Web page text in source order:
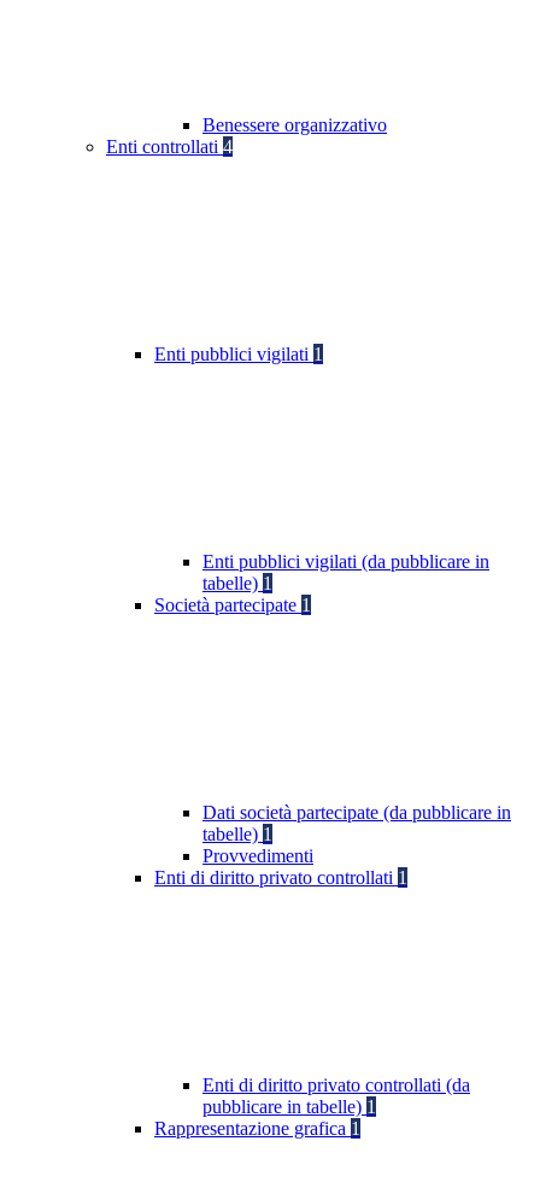
Benessere organizzativo
Enti controllati 4
Enti pubblici vigilati 1
Enti pubblici vigilati (da pubblicare in
tabelle) 1
Società partecipate 1
Dati società partecipate (da pubblicare in
tabelle) 1
Provvedimenti
Enti di diritto privato controllati 1
Enti di diritto privato controllati (da
pubblicare in tabelle) 1
Rappresentazione grafica 1